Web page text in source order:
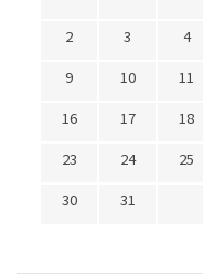
2
3 4
9
10 11
16
17 18
23
24 25
30
31